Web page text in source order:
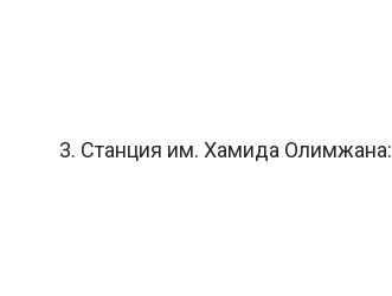
3. Станция им. Хамида Олимжана: